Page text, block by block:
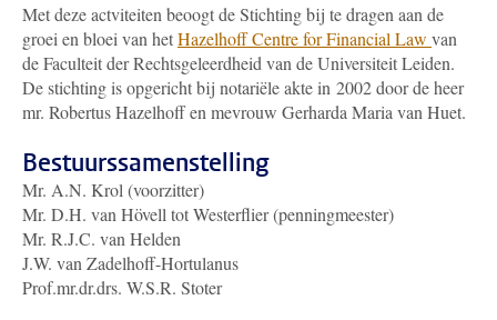
Met deze actviteiten beoogt de Stichting bij te dragen aan de
groei en bloei van hetHazelhoff Centre for Financial Law van
de Faculteit der Rechtsgeleerdheid van de Universiteit Leiden.
De stichting is opgericht bij notariële akte in 2002 door de heer
mr. Robertus Hazelhoff en mevrouw Gerharda Maria van Huet.
Bestuurssamenstelling
Mr. A.N. Krol (voorzitter)
Mr. D.H. van Hövell tot Westerflier (penningmeester)
Mr. R.J.C. van Helden
J.W. van Zadelhoff-Hortulanus
Prof.mr.dr.drs. W.S.R. Stoter